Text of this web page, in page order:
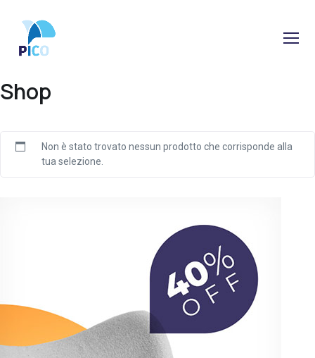
Shop
Non è stato trovato nessun prodotto che corrisponde alla
tua selezione.